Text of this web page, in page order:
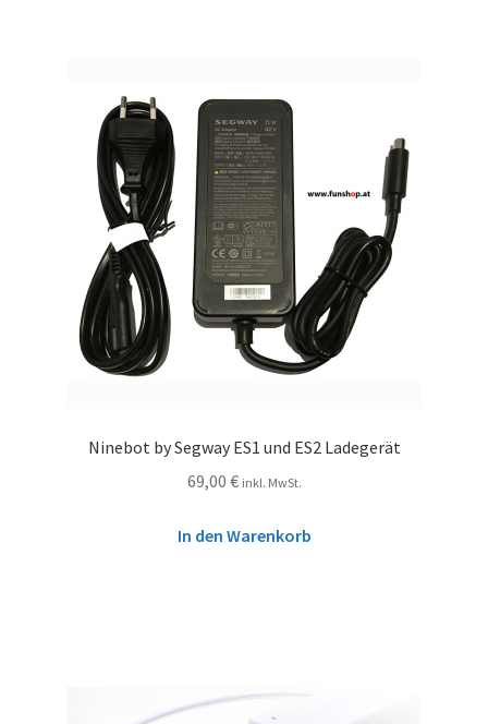
Ninebot by Segway ES1 und ES2 Ladegerät
69,00 € inkl. MwSt.
In den Warenkorb